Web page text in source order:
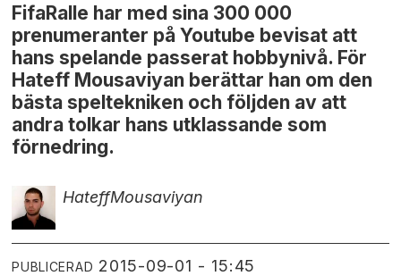
FifaRalle har med sina 300 000
prenumeranter på Youtube bevisat att
hans spelande passerat hobbynivå. För
Hateff Mousaviyan berättar han om den
bästa speltekniken och följden av att
andra tolkar hans utklassande som
förnedring.
HateffMousaviyan
PUBLICERAD 2015-09-01 - 15:45